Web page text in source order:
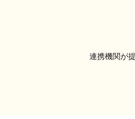
連携機関が